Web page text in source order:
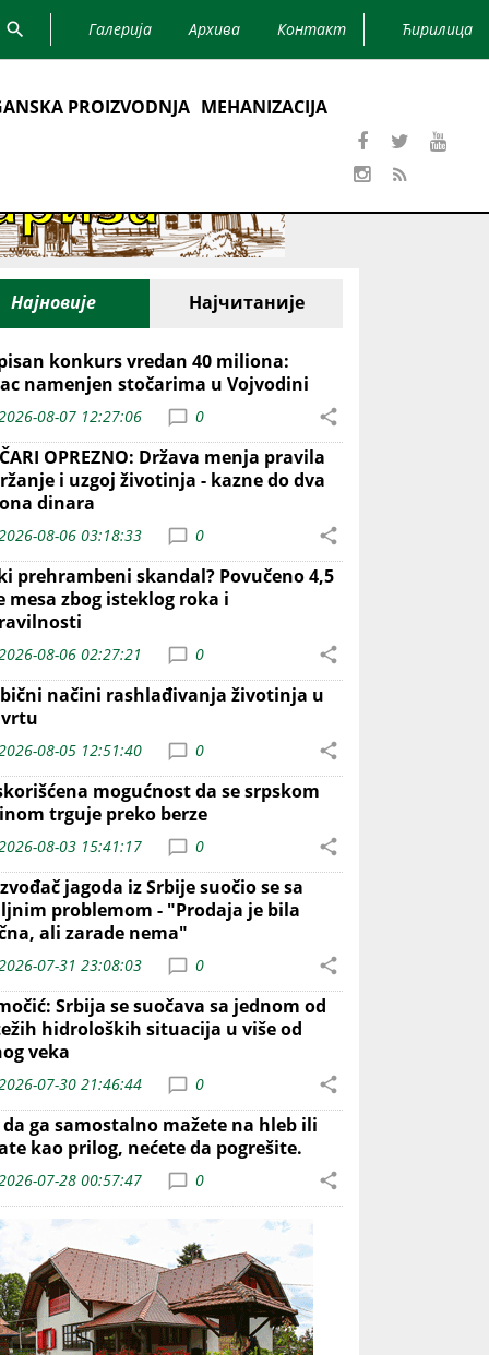
Галерија Архива Контакт Ћирилица
PROIZVODNJA MEHANIZACIJA
Најновије Најчитаније
konkurs vredan 40 miliona:
namenjen stočarima u Vojvodini
08-07 12:27:06 0
OPREZNO: Država menja pravila
i uzgoj životinja - kazne do dva
dinara
08-06 03:18:33 0
prehrambeni skandal? Povučeno 4,5
mesa zbog isteklog roka i
08-06 02:27:21 0
načini rashlađivanja životinja u
vrtu
08-05 12:51:40 0
mogućnost da se srpskom
trguje preko berze
08-03 15:41:17 0
jagoda iz Srbije suočio se sa
problemom - "Prodaja je bila
ali zarade nema"
07-31 23:08:03 0
Srbija se suočava sa jednom od
hidroloških situacija u više od
veka
07-30 21:46:44 0
ga samostalno mažete na hleb ili
kao prilog, nećete da pogrešite.
07-28 00:57:47 0